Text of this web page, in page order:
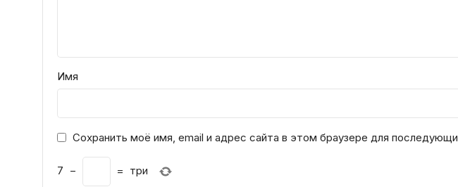
Имя
Сохранить моё имя, email и адрес сайта в этом браузере для
7 − = три